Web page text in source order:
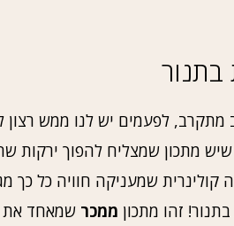
בתנור
לפעמים יש לנו ממש רצון
מתכון שמצליח להפוך ירקות
שמעניקה חוויה כל כך
זהו מתכון ממכר שמאחד את